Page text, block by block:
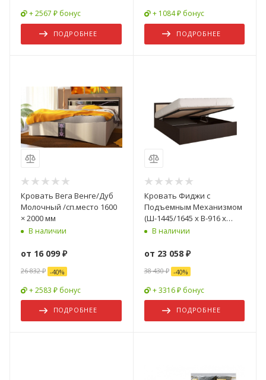
+ 2567 ₽ бонус
ПОДРОБНЕЕ
+ 1084 ₽ бонус
ПОДРОБНЕЕ
Кровать Вега Венге/Дуб
Молочный /сп.место 1600
× 2000 мм
В наличии
от 16 099 ₽
26 832 ₽ -40%
+ 2583 ₽ бонус
ПОДРОБНЕЕ
Кровать Фиджи с
Подъемным Механизмом
(Ш-1445/1645 х В-916 х
Г-2042 мм)/Разные Цвета
В наличии
от 23 058 ₽
38 430 ₽ -40%
+ 3316 ₽ бонус
ПОДРОБНЕЕ